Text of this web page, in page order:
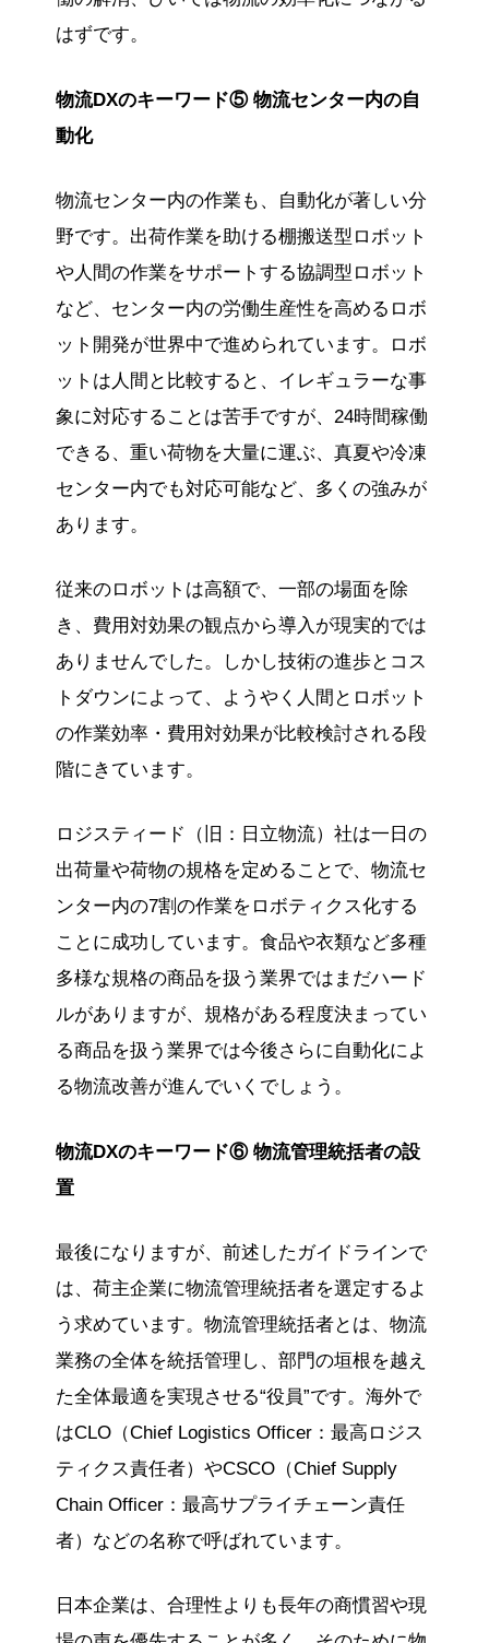
はずです。
物流DXのキーワード⑤ 物流センター内の自
動化
物流センター内の作業も、自動化が著しい分
野です。出荷作業を助ける棚搬送型ロボット
や人間の作業をサポートする協調型ロボット
など、センター内の労働生産性を高めるロボ
ット開発が世界中で進められています。ロボ
ットは人間と比較すると、イレギュラーな事
象に対応することは苦手ですが、24時間稼働
できる、重い荷物を大量に運ぶ、真夏や冷凍
センター内でも対応可能など、多くの強みが
あります。
従来のロボットは高額で、一部の場面を除
き、費用対効果の観点から導入が現実的では
ありませんでした。しかし技術の進歩とコス
トダウンによって、ようやく人間とロボット
の作業効率・費用対効果が比較検討される段
階にきています。
ロジスティード（旧：日立物流）社は一日の
出荷量や荷物の規格を定めることで、物流セ
ンター内の7割の作業をロボティクス化する
ことに成功しています。食品や衣類など多種
多様な規格の商品を扱う業界ではまだハード
ルがありますが、規格がある程度決まってい
る商品を扱う業界では今後さらに自動化によ
る物流改善が進んでいくでしょう。
物流DXのキーワード⑥ 物流管理統括者の設
置
最後になりますが、前述したガイドラインで
は、荷主企業に物流管理統括者を選定するよ
う求めています。物流管理統括者とは、物流
業務の全体を統括管理し、部門の垣根を越え
た全体最適を実現させる“役員”です。海外で
はCLO（Chief Logistics Officer：最高ロジス
ティクス責任者）やCSCO（Chief Supply
Chain Officer：最高サプライチェーン責任
者）などの名称で呼ばれています。
日本企業は、合理性よりも長年の商慣習や現